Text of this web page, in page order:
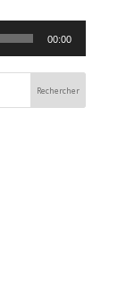
00:00